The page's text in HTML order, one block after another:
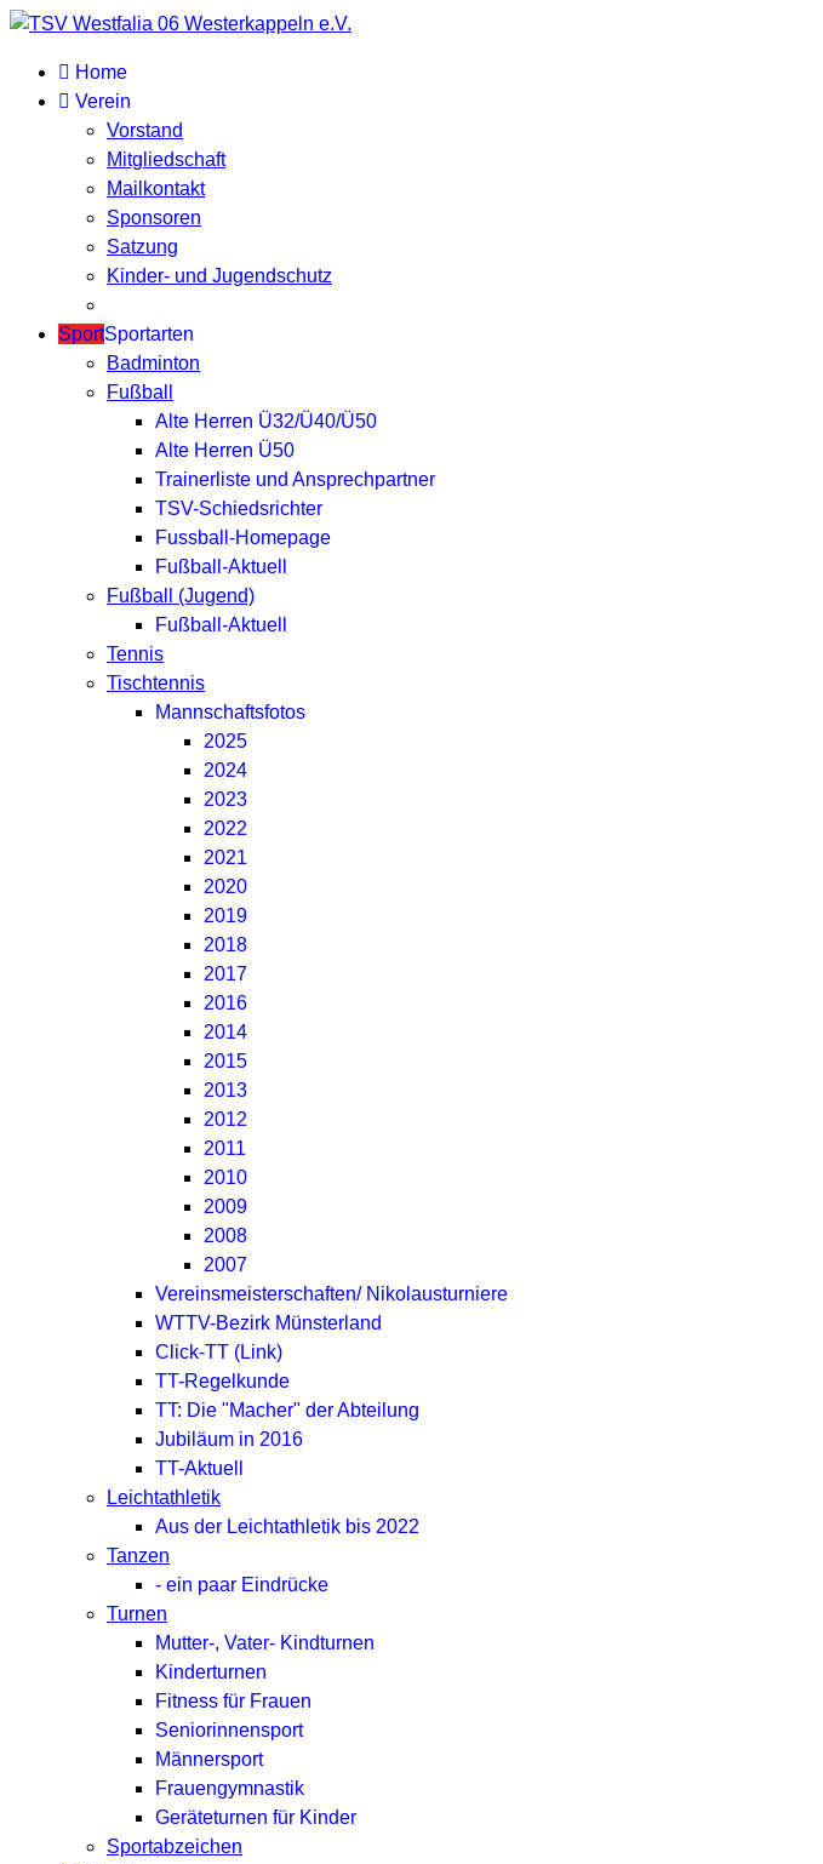
Home
Verein
Vorstand
Mitgliedschaft
Mailkontakt
Sponsoren
Satzung
Kinder- und Jugendschutz
SportSportarten
Badminton
Fußball
Alte Herren Ü32/Ü40/Ü50
Alte Herren Ü50
Trainerliste und Ansprechpartner
TSV-Schiedsrichter
Fussball-Homepage
Fußball-Aktuell
Fußball (Jugend)
Fußball-Aktuell
Tennis
Tischtennis
Mannschaftsfotos
2025
2024
2023
2022
2021
2020
2019
2018
2017
2016
2014
2015
2013
2012
2011
2010
2009
2008
2007
Vereinsmeisterschaften/ Nikolausturniere
WTTV-Bezirk Münsterland
Click-TT (Link)
TT-Regelkunde
TT: Die "Macher" der Abteilung
Jubiläum in 2016
TT-Aktuell
Leichtathletik
Aus der Leichtathletik bis 2022
Tanzen
- ein paar Eindrücke
Turnen
Mutter-, Vater- Kindturnen
Kinderturnen
Fitness für Frauen
Seniorinnensport
Männersport
Frauengymnastik
Geräteturnen für Kinder
Sportabzeichen